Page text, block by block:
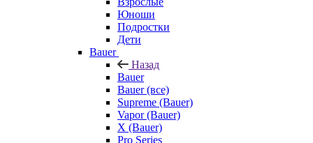
Юноши
Подростки
Дети
Bauer
Назад
Bauer
Bauer (все)
Supreme (Bauer)
Vapor (Bauer)
X (Bauer)
Pro Series